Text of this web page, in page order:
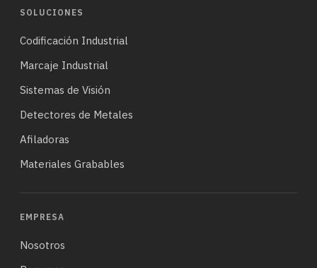
SOLUCIONES
Codificación Industrial
Marcaje Industrial
Sistemas de Visión
Detectores de Metales
Afiladoras
Materiales Grabables
EMPRESA
Nosotros